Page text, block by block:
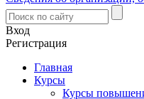
Вход
Регистрация
Главная
Курсы
Курсы